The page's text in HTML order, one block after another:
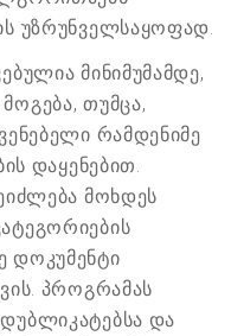
უზრუნველსაყოფად.
მინიმუმამდე,
თუმცა,
რამდენიმე
დაყენებით.
მოხდეს
დოკუმენტი
პროგრამას
და